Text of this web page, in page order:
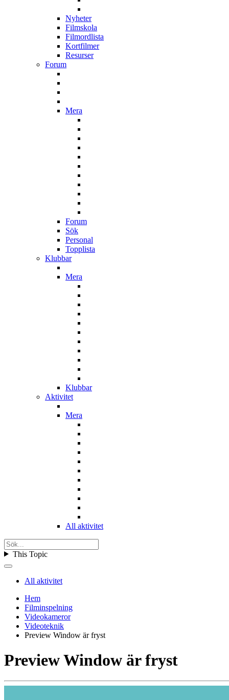
Nyheter
Filmskola
Filmordlista
Kortfilmer
Resurser
Forum
Mera
Forum
Sök
Personal
Topplista
Klubbar
Mera
Klubbar
Aktivitet
Mera
All aktivitet
This Topic
All aktivitet
Hem
Filminspelning
Videokameror
Videoteknik
Preview Window är fryst
Preview Window är fryst